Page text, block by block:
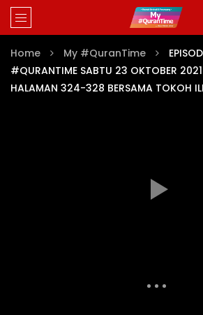
Home My #QuranTime
#QURANTIME SABTU 23 OKTOBER
HALAMAN 324-328 BERSAMA TOKOH